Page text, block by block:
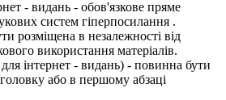
- видань - обов'язкове пряме
систем гіперпосилання .
розміщена в незалежності від
використання матеріалів.
інтернет - видань) - повинна бути
або в першому абзаці